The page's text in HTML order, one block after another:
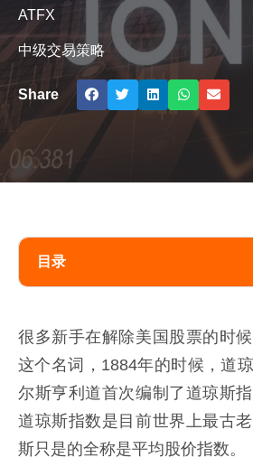
ATFX
中级交易策略
Share
目录
很多新手在解除美国股票的时
这个名词，1884年的时候，道
尔斯亨利道首次编制了道琼斯
道琼斯指数是目前世界上最古
斯只是的全称是平均股价指数。